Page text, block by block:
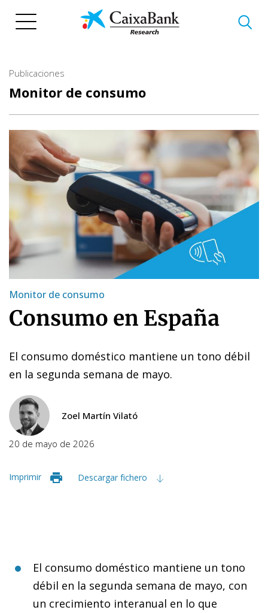
Publicaciones
Monitor de consumo
Monitor de consumo
Consumo en España
El consumo doméstico mantiene un tono débil
en la segunda semana de mayo.
Zoel Martín Vilató
20 de mayo de 2026
Imprimir Descargar fichero
El consumo doméstico mantiene un tono
débil en la segunda semana de mayo, con
un crecimiento interanual en lo que